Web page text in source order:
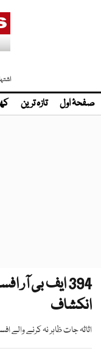
صفحۂ اول تازہ ترین
394 ایف بی
انکشاف
اثاثہ جات ظاہر نہ کرنے والے